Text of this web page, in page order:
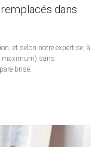
dans
et selon notre expertise, à
maximum) sans
brise.